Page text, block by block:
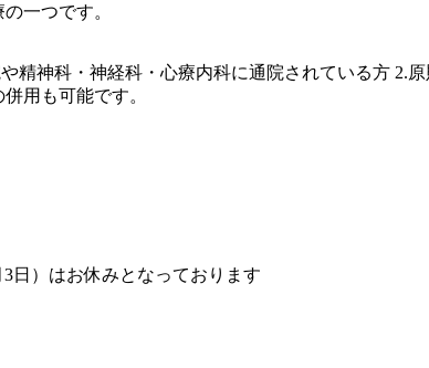
一つです。
日）はお休みとなっております